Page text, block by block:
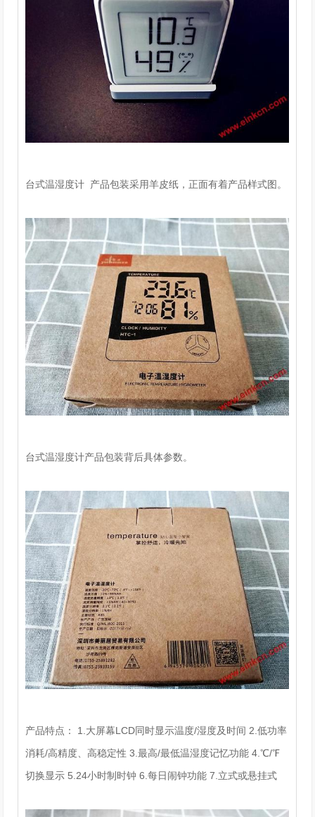
台式温湿度计 产品包装采用羊皮纸，正面有着产品样式图。
台式温湿度计产品包装背后具体参数。
产品特点： 1.大屏幕LCD同时显示温度/湿度及时间 2.低功率
消耗/高精度、高稳定性 3.最高/最低温湿度记忆功能 4.℃/℉
切换显示 5.24小时制时钟 6.每日闹钟功能 7.立式或悬挂式